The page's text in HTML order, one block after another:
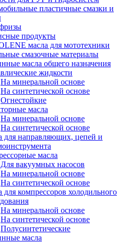
пластичные смазки и
продукты
масла для мототехники
смазочные материалы
масла общего назначения
жидкости
На минеральной основе
На синтетической основе
Огнестойкие
масла
На минеральной основе
На синтетической основе
для направляющих, цепей и
масла
Для вакуумных насосов
На минеральной основе
На синтетической основе
для компрессоров холодильного
На минеральной основе
На синтетической основе
Полусинтетические
масла